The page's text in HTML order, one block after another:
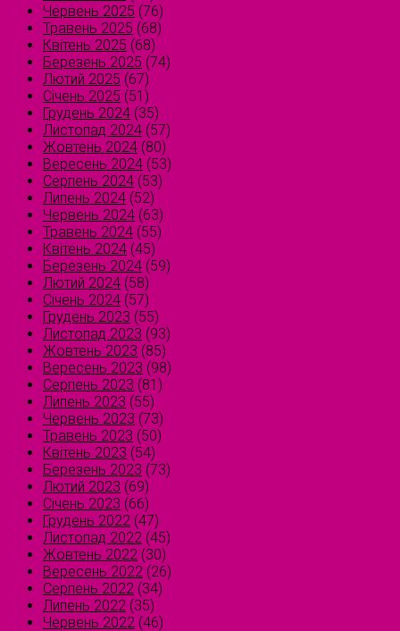
Червень 2025 (76)
Травень 2025 (68)
Квітень 2025 (68)
Березень 2025 (74)
Лютий 2025 (67)
Січень 2025 (51)
Грудень 2024 (35)
Листопад 2024 (57)
Жовтень 2024 (80)
Вересень 2024 (53)
Серпень 2024 (53)
Липень 2024 (52)
Червень 2024 (63)
Травень 2024 (55)
Квітень 2024 (45)
Березень 2024 (59)
Лютий 2024 (58)
Січень 2024 (57)
Грудень 2023 (55)
Листопад 2023 (93)
Жовтень 2023 (85)
Вересень 2023 (98)
Серпень 2023 (81)
Липень 2023 (55)
Червень 2023 (73)
Травень 2023 (50)
Квітень 2023 (54)
Березень 2023 (73)
Лютий 2023 (69)
Січень 2023 (66)
Грудень 2022 (47)
Листопад 2022 (45)
Жовтень 2022 (30)
Вересень 2022 (26)
Серпень 2022 (34)
Липень 2022 (35)
Червень 2022 (46)